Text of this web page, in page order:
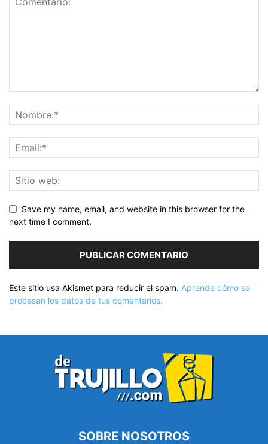
Save my name, email, and website in this browser for the
next time I comment.
Este sitio usa Akismet para reducir el spam. Aprende cómo se
procesan los datos de tus comentarios.
SOBRE NOSOTROS